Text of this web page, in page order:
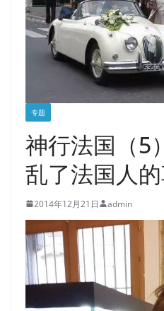
专题
神行法国（5
乱了法国人的
2014年12月21日 admin